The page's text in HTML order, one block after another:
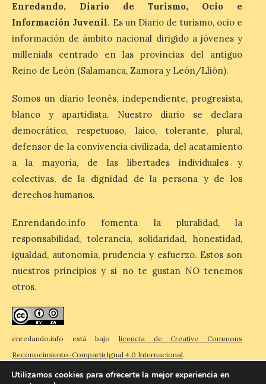
Patrimonio Nacional
cancela la temporada de
fuentes de La Granja ante
la escasez de agua
6 Ago 2026
Esta medida afecta a los
espectáculos nocturnos
de la Fuente Baños de
Diana previstos para los
días 8, 15 y 22 de agosto,
así como al encendido extraordinario del
día 25. La reserva de agua en el estanque
«El Mar», […]
El Descenso Internacional
del Sella arranca con el
homenaje a los campeones
y el izado de las banderas
autonómicas
La 88.ª edición del
Descenso Internacional
del Sella reunirá este año a
1.291 palistas distribuidos
en 874 embarcaciones,
Enredando, Diario de Turismo, Ocio e
Información Juvenil. Es un Diario de turismo, ocio e
información de ámbito nacional dirigido a jóvenes y
millenials centrado en las provincias del antiguo
Reino de León (Salamanca, Zamora y León/Llión).
Somos un diario leonés, independiente, progresista,
blanco y apartidista. Nuestro diario se declara
democrático, respetuoso, laico, tolerante, plural,
defensor de la convivencia civilizada, del acatamiento
a la mayoría, de las libertades individuales y
colectivas, de la dignidad de la persona y de los
derechos humanos.
Enrendando.info fomenta la pluralidad, la
responsabilidad, tolerancia, solidaridad, honestidad,
igualdad, autonomía, prudencia y esfuerzo. Estos son
nuestros principios y si no te gustan NO tenemos
otros.
enredando.info está bajo licencia de Creative Commons
Reconocimiento-CompartirIgual 4.0 Internacional.
Utilizamos cookies para ofrecerte la mejor experiencia en